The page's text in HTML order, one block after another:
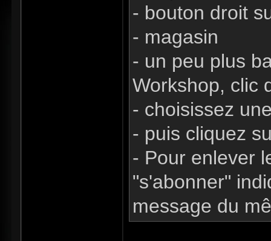
- bouton droit
- magasin
- un peu plus
Workshop, clic
- choisissez
- puis cliquez
- Pour enlever
"s'abonner"
message du